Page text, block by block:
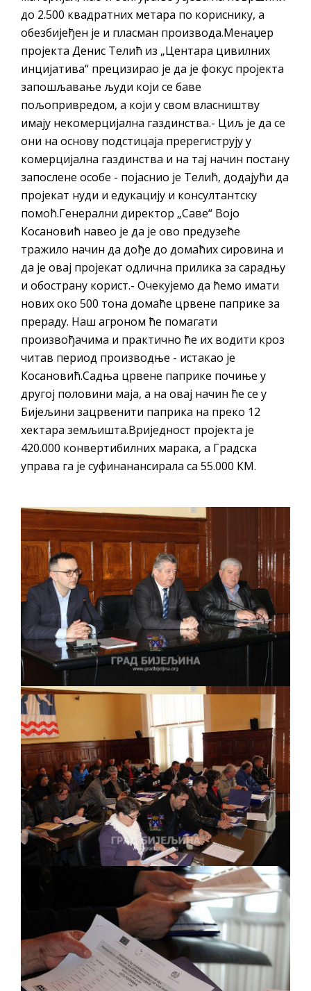
до 2.500 квадратних метара по кориснику, а
обезбијеђен је и пласман производа.Менаџер
пројекта Денис Телић из „Центара цивилних
инцијатива“ прецизирао је да је фокус пројекта
запошљавање људи који се баве
пољопривредом, а који у свом власништву
имају некомерцијална газдинства.- Циљ је да се
они на основу подстицаја пререгиструју у
комерцијална газдинства и на тај начин постану
запослене особе - појаснио је Телић, додајући да
пројекат нуди и едукацију и консултантску
помоћ.Генерални директор „Саве“ Војо
Косановић навео је да је ово предузеће
тражило начин да дође до домаћих сировина и
да је овај пројекат одлична прилика за сарадњу
и обострану корист.- Очекујемо да ћемо имати
нових око 500 тона домаће црвене паприке за
прераду. Наш агроном ће помагати
произвођачима и практично ће их водити кроз
читав период производње - истакао је
Косановић.Садња црвене паприке почиње у
другој половини маја, а на овај начин ће се у
Бијељини зацрвенити паприка на преко 12
хектара земљишта.Вриједност пројекта је
420.000 конвертибилних марака, а Градска
управа га је суфинанансирала са 55.000 КМ.